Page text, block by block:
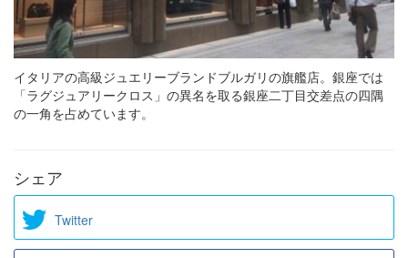
イタリアの高級ジュエリーブランドブルガリの旗艦店。銀座では
「ラグジュアリークロス」の異名を取る銀座二丁目交差点の四隅
の一角を占めています。
シェア
Twitter